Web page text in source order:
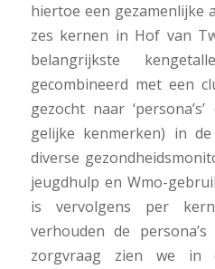
hiertoe een gezamenlijke
zes kernen in Hof van
belangrijkste
gecombineerd met een
gezocht naar
gelijke kenmerken) in
diverse
jeugdhulp en Wmo-
is vervolgens per
verhouden de
zorgvraag zien we in